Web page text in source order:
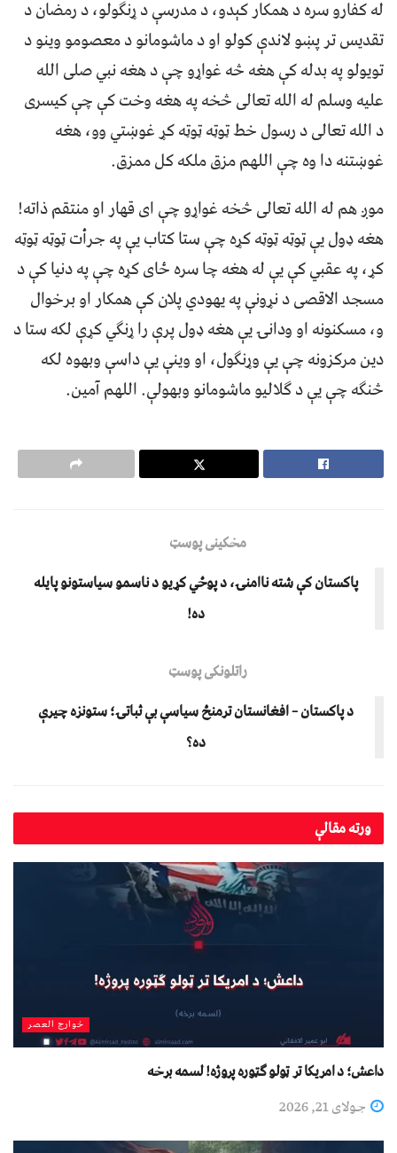
له کفارو سره د همکار کېدو، د مدرسې د ړنګولو، د رمضان د
تقدیس تر پښو لاندې کولو او د ماشومانو د معصومو وینو د
تویولو په بدله کې هغه څه غواړو چې د هغه نبي صلی الله
علیه وسلم له الله تعالی څخه په هغه وخت کې چې کیسری
د الله تعالی د رسول خط ټوټه ټوټه کړ غوښتي وو، هغه
غوښتنه دا وه چې اللهم مزق ملکه کل ممزق.
موږ هم له الله تعالی څخه غواړو چې ای قهار او منتقم ذاته!
هغه ډول یې ټوټه ټوټه کړه چې ستا کتاب یې په جرأت ټوټه ټوټه
کړ، په عقبي کې یې له هغه چا سره ځای کړه چې په دنیا کې د
مسجد الاقصی د نړونې په یهودي پلان کې همکار او برخوال
و، مسکنونه او ودانۍ یې هغه ډول پرې را ړنګي کړې لکه ستا د
دین مرکزونه چې یې وړنګول، او وینې یې داسې وبهوه لکه
څنګه چې یې د ګلالیو ماشومانو وبهولې. اللهم آمین.
مخکینی پوسټ
پاکستان کې شته ناامنۍ، د پوځي کړیو د ناسمو سیاستونو پایله
ده!
راتلونکی پوسټ
د پاکستان – افغانستان ترمنځ سیاسې بې ثباتۍ؛ ستونزه چیرې
ده؟
ورتهمقالې
خوارج العصر
داعش؛ د امریکا تر ټولو ګټوره پروژه! لسمه برخه
جولای 21, 2026